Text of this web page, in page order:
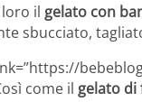
il gelato con
sbucciato,
come il gelato